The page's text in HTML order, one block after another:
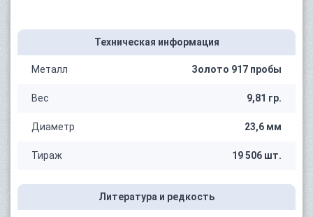
Техническая информация
Металл Золото 917 пробы
Вес 9,81 гр.
Диаметр 23,6 мм
Тираж 19 506 шт.
Литература и редкость